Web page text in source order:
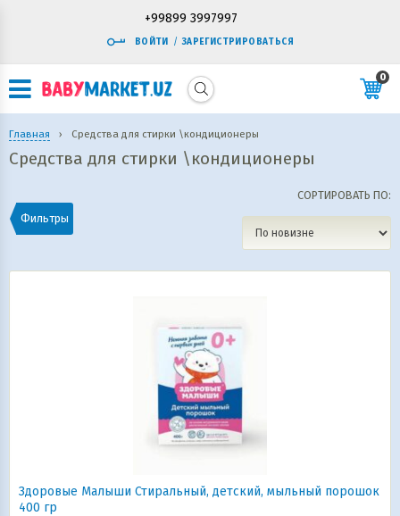
+99899 3997997
ВОЙТИ / ЗАРЕГИСТРИРОВАТЬСЯ
0
Главная › Средства для стирки \кондиционеры
Средства для стирки \кондиционеры
Фильтры
СОРТИРОВАТЬ ПО:
Здоровые Малыши Стиральный, детский, мыльный порошок
400 гр